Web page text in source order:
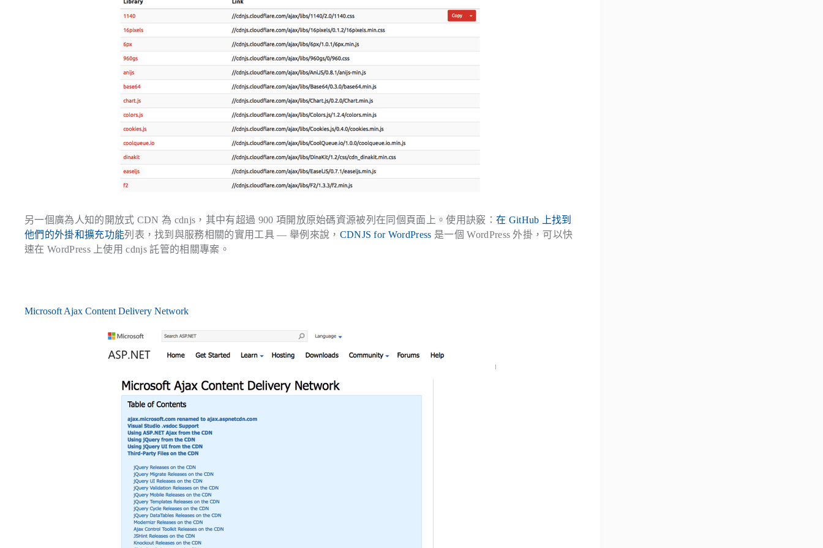
另一個廣為人知的開放式 CDN 為 cdnjs，其中有超過 900 項開放原始碼資源被列在同個頁面上。使用訣竅： 在 GitHub 上找到
他們的外掛和擴充功能列表，找到與服務相關的實用工具 — 舉例來說， CDNJS for WordPress 是一個 WordPress 外掛，可以快
速在 WordPress 上使用 cdnjs 託管的相關專案。
Microsoft Ajax Content Delivery Network